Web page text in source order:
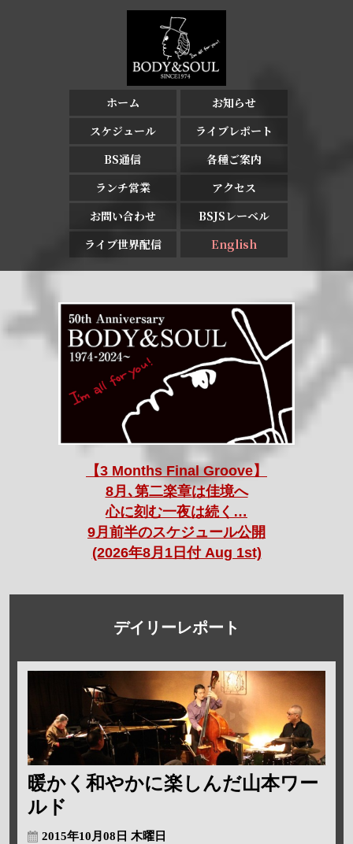
ホーム
お知らせ
スケジュール
ライブレポート
BS通信
各種ご案内
ランチ営業
アクセス
お問い合わせ
BSJSレーベル
ライブ世界配信
English
【3 Months Final Groove】
8月､第二楽章は佳境へ
心に刻む一夜は続く…
9月前半のスケジュール公開
(2026年8月1日付 Aug 1st)
デイリーレポート
暖かく和やかに楽しんだ山本ワー
ルド
2015年10月08日 木曜日